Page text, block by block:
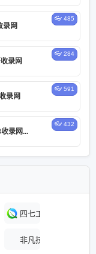
👓 485
录网
👓 284
收录网
👓 591
录网
👓 432
录网...
在线视频免费观看_全网影
四七工具箱
非凡技术导航